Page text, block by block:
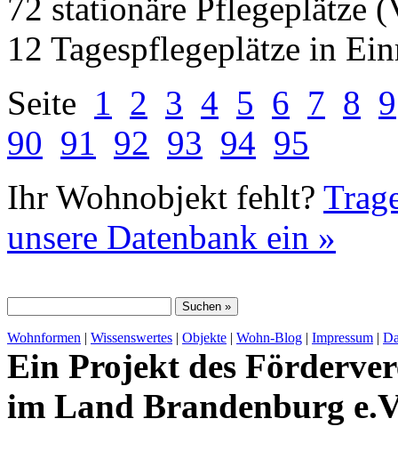
72 stationäre Pflegeplätze
12 Tagespflegeplätze in
Seite 1 2 3 4 5 6 7 8 9
90 91 92 93 94 95
Ihr Wohnobjekt fehlt?
unsere Datenbank ein »
Wohnformen | Wissenswertes | Objekte | Wohn-Blog | Impressum |
Ein Projekt des
im Land Brandenburg